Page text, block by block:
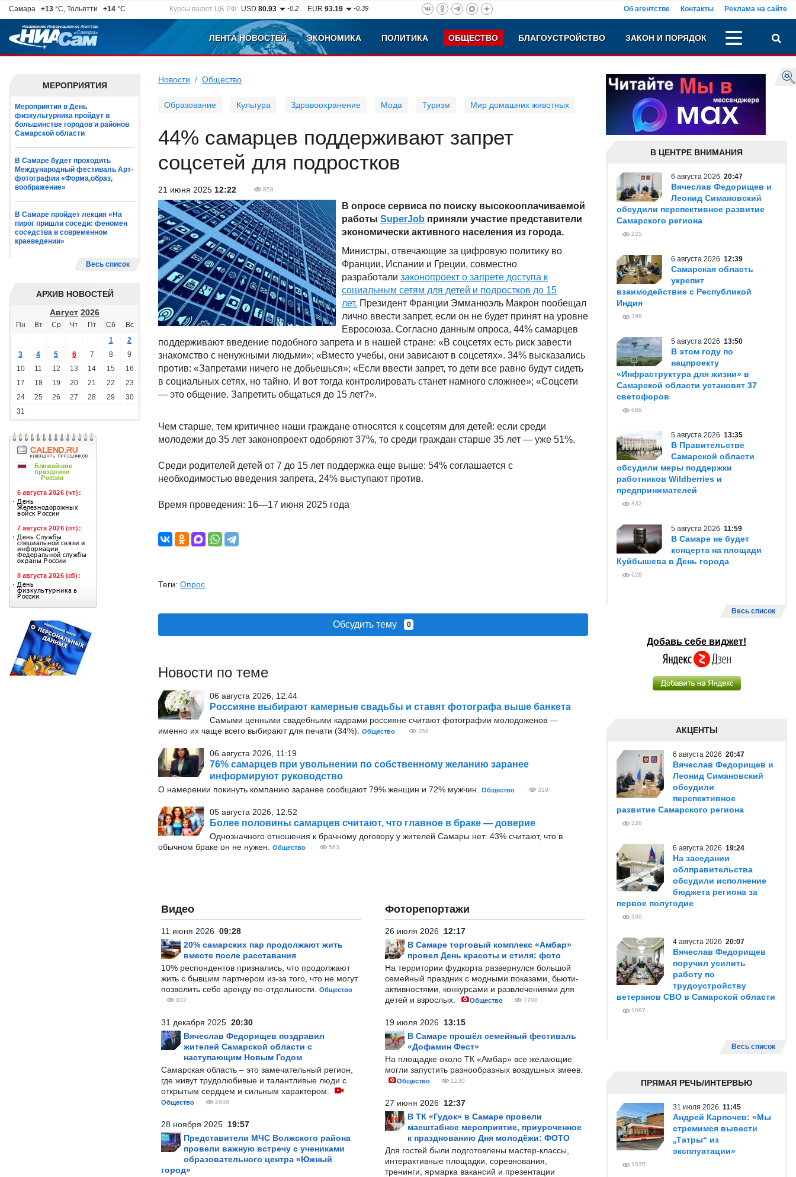
Самара +13 °C, Тольятти +14 °C Курсы валют ЦБ РФ: USD80.93 -0.2 EUR93.19 -0.39 Об агентстве Контакты Реклама на сайте
ЛЕНТА НОВОСТЕЙ ЭКОНОМИКА ПОЛИТИКА ОБЩЕСТВО БЛАГОУСТРОЙСТВО ЗАКОН И ПОРЯДОК
МЕРОПРИЯТИЯ
Мероприятия в День
физкультурника пройдут в
большинстве городов и районов
Самарской области
В Самаре будет проходить
Международный фестиваль Арт-
фотографии «Форма,образ,
воображение»
В Самаре пройдет лекция «На
пирог пришли соседи: феномен
соседства в современном
краеведении»
Весь список
АРХИВ НОВОСТЕЙ
Август 2026
Пн Вт Ср Чт Пт Сб
Вс
1
2
3
4 5 6 7 8
9
10
11 12 13 14 15
16
17
18 19 20 21 22
23
24
25 26 27 28 29
30
31
Новости Общество
Образование Культура Здравоохранение Мода Туризм Мир домашних животных
44% самарцев поддерживают запрет
соцсетей для подростков
21 июня 2025 12:22 858
В опросе сервиса по поиску высокооплачиваемой
работы SuperJob приняли участие представители
экономически активного населения из города.
Министры, отвечающие за цифровую политику во
Франции, Испании и Греции, совместно
разработали законопроект о запрете доступа к
социальным сетям для детей и подростков до 15
лет. Президент Франции Эмманюэль Макрон пообещал
лично ввести запрет, если он не будет принят на уровне
Евросоюза. Согласно данным опроса, 44% самарцев
поддерживают введение подобного запрета и в нашей стране: «В соцсетях есть риск завести
знакомство с ненужными людьми»; «Вместо учебы, они зависают в соцсетях». 34% высказались
против: «Запретами ничего не добьешься»; «Если ввести запрет, то дети все равно будут сидеть
в социальных сетях, но тайно. И вот тогда контролировать станет намного сложнее»; «Соцсети
— это общение. Запретить общаться до 15 лет?».
Чем старше, тем критичнее наши граждане относятся к соцсетям для детей: если среди
молодежи до 35 лет законопроект одобряют 37%, то среди граждан старше 35 лет — уже 51%.
Среди родителей детей от 7 до 15 лет поддержка еще выше: 54% соглашается с
необходимостью введения запрета, 24% выступают против.
Время проведения: 16—17 июня 2025 года
Теги: Опрос
Обсудить тему 0
Новости по теме
06 августа 2026, 12:44
Россияне выбирают камерные свадьбы и ставят фотографа выше банкета
Самыми ценными свадебными кадрами россияне считают фотографии молодоженов —
именно их чаще всего выбирают для печати (34%).
Общество 358
06 августа 2026, 11:19
76% самарцев при увольнении по собственному желанию заранее
информируют руководство
О намерении покинуть компанию заранее сообщают 79% женщин и 72% мужчин. Общество 319
05 августа 2026, 12:52
Более половины самарцев считают, что главное в браке — доверие
Однозначного отношения к брачному договору у жителей Самары нет: 43% считают, что в
обычном браке он не нужен.
Общество 583
Видео
11 июня 2026 09:28
20% самарских пар продолжают жить
вместе после расставания
10% респондентов признались, что продолжают
жить с бывшим партнером из-за того, что не могут
позволить себе аренду по-отдельности.
Общество
832
31 декабря 2025 20:30
Вячеслав Федорищев поздравил
жителей Самарской области с
наступающим Новым Годом
Самарская область – это замечательный регион,
где живут трудолюбивые и талантливые люди с
открытым сердцем и сильным характером.
Общество 2649
28 ноября 2025 19:57
Представители МЧС Волжского района
провели важную встречу с учениками
образовательного центра «Южный
город»
Фоторепортажи
26 июля 2026 12:17
В Самаре торговый комплекс «Амбар»
провел День красоты и стиля: фото
На территории фудкорта развернулся большой
семейный праздник с модными показами, бьюти-
активностями, конкурсами и развлечениями для
детей и взрослых.
Общество 1708
19 июля 2026 13:15
В Самаре прошёл семейный фестиваль
«Дофамин Фест»
На площадке около ТК «Амбар» все желающие
могли запустить разнообразных воздушных змеев.
Общество 1230
27 июня 2026 12:37
В ТК «Гудок» в Самаре провели
масштабное мероприятие, приуроченное
к празднованию Дня молодёжи: ФОТО
Для гостей были подготовлены мастер-классы,
интерактивные площадки, соревнования,
тренинги, ярмарка вакансий и презентации
В ЦЕНТРЕ ВНИМАНИЯ
6 августа 2026 20:47
Вячеслав Федорищев и
Леонид Симановский
обсудили перспективное развитие
Самарского региона
225
6 августа 2026 12:39
Самарская область
укрепит
взаимодействие с Республикой
Индия
398
5 августа 2026 13:50
В этом году по
нацпроекту
«Инфраструктура для жизни» в
Самарской области установят 37
светофоров
689
5 августа 2026 13:35
В Правительстве
Самарской области
обсудили меры поддержки
работников Wildberries и
предпринимателей
832
5 августа 2026 11:59
В Самаре не будет
концерта на площади
Куйбышева в День города
628
Весь список
Добавь себе виджет!
АКЦЕНТЫ
6 августа 2026 20:47
Вячеслав Федорищев и
Леонид Симановский
обсудили
перспективное
развитие Самарского региона
226
6 августа 2026 19:24
На заседании
облправительства
обсудили исполнение
бюджета региона за
первое полугодие
300
4 августа 2026 20:07
Вячеслав Федорищев
поручил усилить
работу по
трудоустройству
ветеранов СВО в Самарской области
1087
Весь список
ПРЯМАЯ РЕЧЬ/ИНТЕРВЬЮ
31 июля 2026 11:45
Андрей Карпочев: «Мы
стремимся вывести
„Татры“ из
эксплуатации»
1035